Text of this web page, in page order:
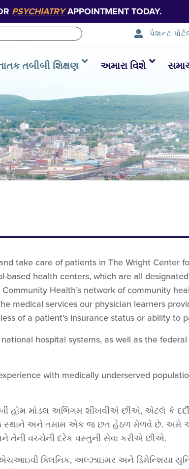
PSYCHIATRYAPPOINTMENT TODAY.
પેશન્ટ
તબીબી શિક્ષણ અમારા વિશે
take care of patients in The Wright Center
based health centers, which are all
Health’s network of community
medical services our physician learners
of a patient’s insurance status or ability to
hospital systems, as well as the
with medically underserved
હોમ મોડલ અભિગમ શીખવીએ છીએ, એટલે કે
સ્થાને અને તમામ એક જ છત હેઠળ મેળવે છે. અમે
તેની વચ્ચેની દરેક વસ્તુની સેવા કરીએ છીએ.
ક્લિનિક, અલ્ઝાઇમર અને ડિમેન્શિયા